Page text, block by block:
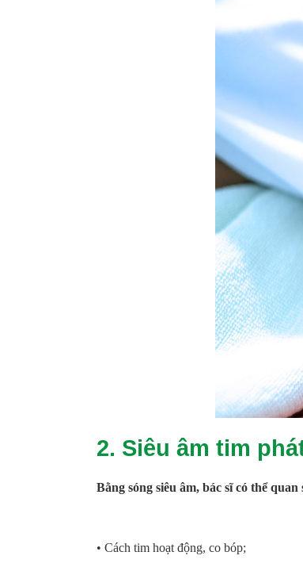
2. Siêu âm tim
Bằng sóng siêu âm, bác sĩ có thể
• Cách tim hoạt động, co bóp;